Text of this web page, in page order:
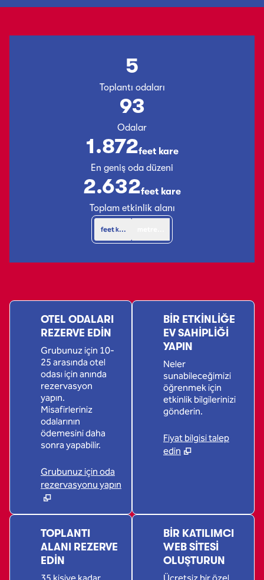
5
Toplantı odaları
93
Odalar
1.872feet kare
Feet Kare
En geniş oda düzeni
2.632feet kare
Feet Kare
Toplam etkinlik alanı
feet kare
OTEL ODALARI
REZERVE EDIN
Grubunuz için 10-
25 arasında otel
odası için anında
rezervasyon
yapın.
Misafirleriniz
odalarının
ödemesini daha
sonra yapabilir.
Grubunuz için oda
rezervasyonu yapın
BIR ETKINLIĞE
EV SAHIPLIĞI
YAPIN
Neler
sunabileceğimizi
öğrenmek için
etkinlik bilgilerinizi
gönderin.
Fiyat bilgisi talep
edin
TOPLANTI
ALANI REZERVE
EDIN
BIR KATILIMCI
WEB SITESI
OLUŞTURUN